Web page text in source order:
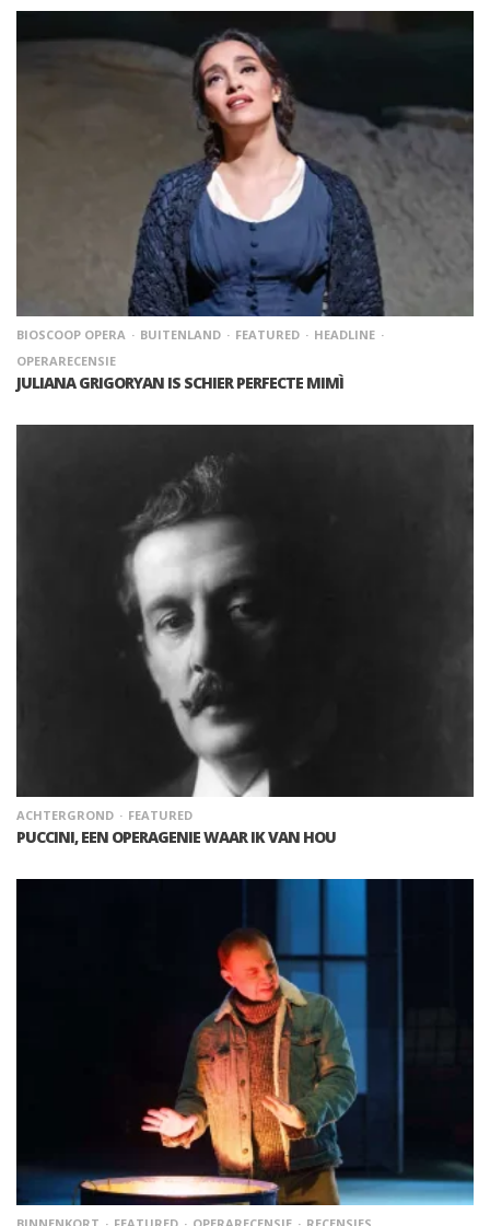
BIOSCOOP OPERA BUITENLAND FEATURED
HEADLINE
OPERARECENSIE
JULIANA GRIGORYAN IS SCHIER PERFECTE MIMÌ
ACHTERGROND FEATURED
PUCCINI, EEN OPERAGENIE WAAR IK VAN HOU